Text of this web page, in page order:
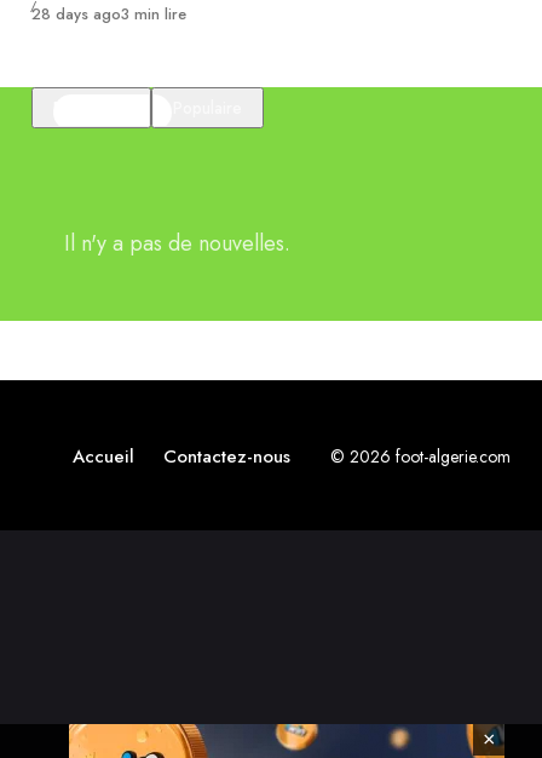
Publié
28 days ago3 min lire
Il n'y a pas de nouvelles.
Accueil Contactez-nous © 2026 foot-algerie.com
×